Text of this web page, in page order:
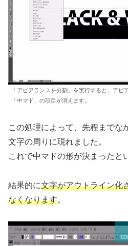
「アピアランスを分割」を実行すると、ア
「中マド」の項目が消えます。
この処理によって、先程までな
文字の周りに現れました。
これで中マドの形が決まったと
結果的に文字がアウトライン化
なくなります。